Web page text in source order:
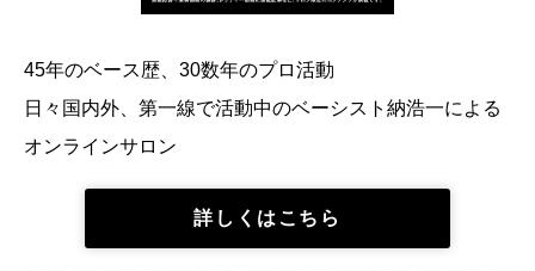
45年のベース歴、30数年のプロ活動
日々国内外、第一線で活動中のベーシスト納浩一による
オンラインサロン
詳しくはこちら